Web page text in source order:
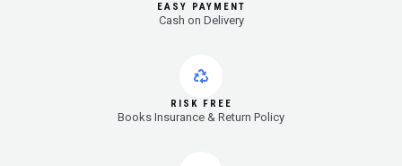
EASY PAYMENT
Cash on Delivery
RISK FREE
Books Insurance & Return Policy